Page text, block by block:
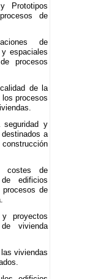
Prototipos
de
de
espaciales
procesos
de la
procesos
seguridad y
a
costes de
edificios
de
proyectos
vivienda
viviendas